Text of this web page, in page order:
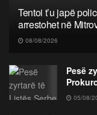
Tentoi t’u japë
arrestohet në
08/08/2026
Pesë
05/08/